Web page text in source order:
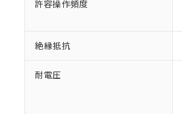
許容操作頻度
絶縁抵抗
耐電圧